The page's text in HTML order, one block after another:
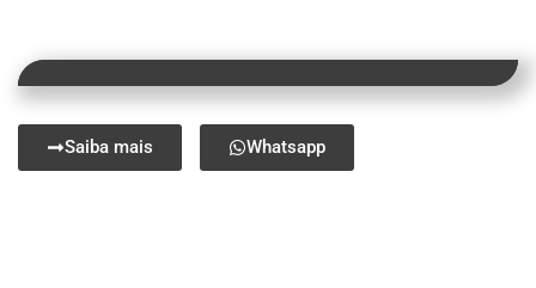
Saiba mais Whatsapp